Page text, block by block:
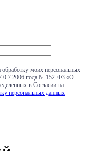
моих персональных
года № 152-ФЗ «О
в Согласии на
персональных данных